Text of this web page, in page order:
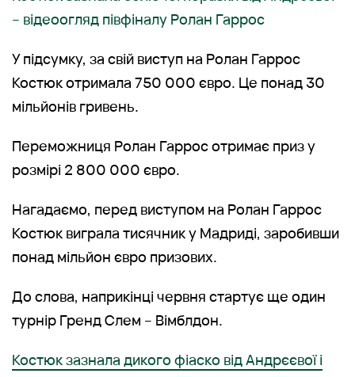
– відеоогляд півфіналу Ролан Гаррос
У підсумку, за свій виступ на Ролан Гаррос
Костюк отримала 750 000 євро. Це понад 30
мільйонів гривень.
Переможниця Ролан Гаррос отримає приз у
розмірі 2 800 000 євро.
Нагадаємо, перед виступом на Ролан Гаррос
Костюк виграла тисячник у Мадриді, заробивши
понад мільйон євро призових.
До слова, наприкінці червня стартує ще один
турнір Гренд Слем – Вімблдон.
Костюк зазнала дикого фіаско від Андрєєвої і